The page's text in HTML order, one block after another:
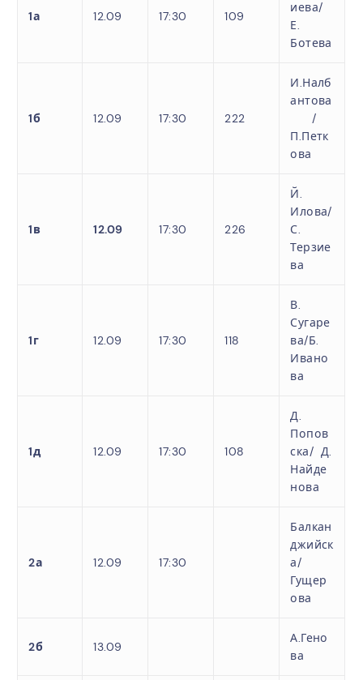
1а 12.09 17:30 109
иева/
Е.
Ботева
1б 12.09 17:30 222
И.Налб
антова
/
П.Петк
ова
1в 12.09 17:30 226
Й.
Илова/
С.
Терзие
ва
1г 12.09 17:30 118
В.
Сугаре
ва/Б.
Ивано
ва
1д 12.09 17:30 108
Д.
Попов
ска/ Д.
Найде
нова
2а 12.09 17:30
Балкан
джийск
а/
Гущер
ова
2б 13.09
А.Гено
ва